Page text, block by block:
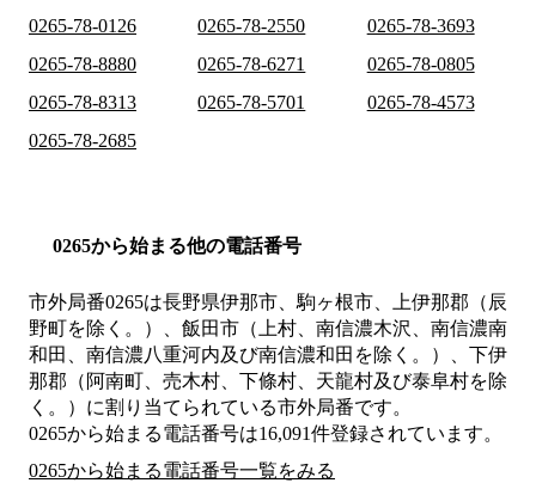
0265-78-0126
0265-78-2550
0265-78-3693
0265-78-8880
0265-78-6271
0265-78-0805
0265-78-8313
0265-78-5701
0265-78-4573
0265-78-2685
0265から始まる他の電話番号
市外局番0265は長野県伊那市、駒ヶ根市、上伊那郡（辰
野町を除く。）、飯田市（上村、南信濃木沢、南信濃南
和田、南信濃八重河内及び南信濃和田を除く。）、下伊
那郡（阿南町、売木村、下條村、天龍村及び泰阜村を除
く。） に割り当てられている市外局番です。
0265から始まる電話番号は16,091件登録されています。
0265から始まる電話番号一覧をみる